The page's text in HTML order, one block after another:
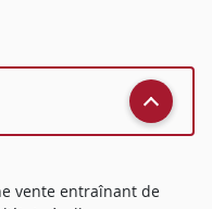
vente entraînant de